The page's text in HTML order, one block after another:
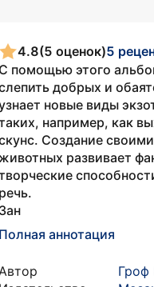
4.8(5 оценок)5
С помощью этого
добрых и
новые виды
например, как
Создание
развивает
речь.
Зан
Полная аннотация
Гроф